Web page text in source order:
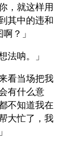
，就这样用
其中的违和
？」
法呐。」
看当场把我
有什么意
不知道我在
大忙了，我